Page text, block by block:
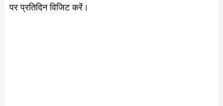
पर प्रतिदिन विजिट करें।